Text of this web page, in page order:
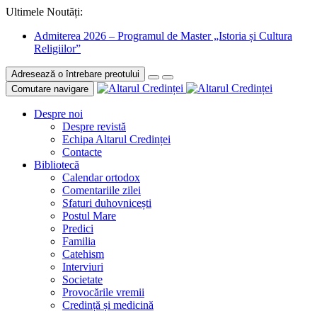
Ultimele Noutăți:
Admiterea 2026 – Programul de Master „Istoria și Cultura
Religiilor”
Adresează o întrebare preotului
Comutare navigare
Despre noi
Despre revistă
Echipa Altarul Credinței
Contacte
Bibliotecă
Calendar ortodox
Comentariile zilei
Sfaturi duhovnicești
Postul Mare
Predici
Familia
Catehism
Interviuri
Societate
Provocările vremii
Credință și medicină